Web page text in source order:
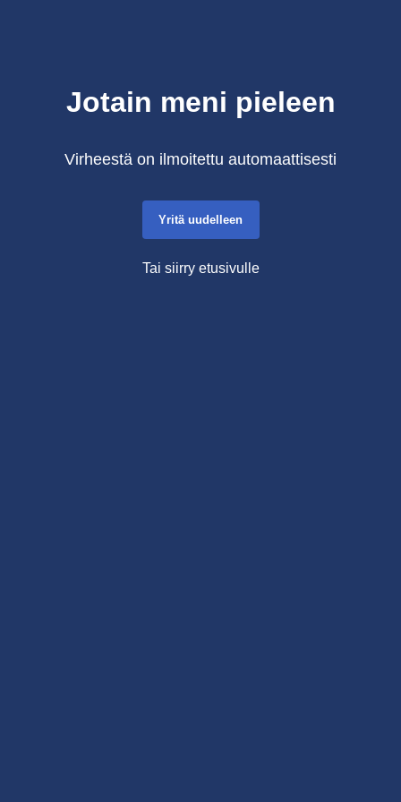
Jotain meni pieleen
Virheestä on ilmoitettu automaattisesti
Yritä uudelleen
Tai siirry etusivulle